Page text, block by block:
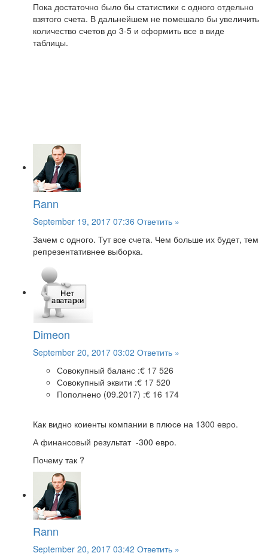
Пока достаточно было бы статистики с одного отдельно
взятого счета. В дальнейшем не помешало бы увеличить
количество счетов до 3-5 и оформить все в виде
таблицы.
Rann
September 19, 2017 07:36 Ответить »
Зачем с одного. Тут все счета. Чем больше их будет, тем
репрезентативнее выборка.
Dimeon
September 20, 2017 03:02 Ответить »
Совокупный баланс :€ 17 526
Совокупный эквити :€ 17 520
Пополнено (09.2017) :€ 16 174
Как видно коиенты компании в плюсе на 1300 евро.
А финансовый результат -300 евро.
Почему так ?
Rann
September 20, 2017 03:42 Ответить »